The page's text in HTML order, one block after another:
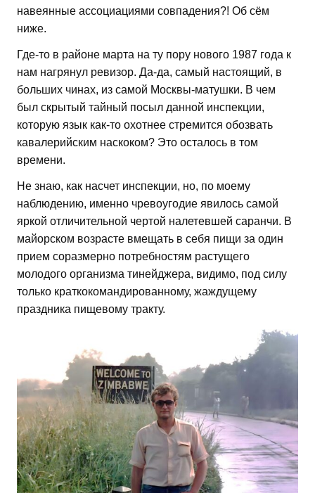
навеянные ассоциациями совпадения?! Об сём
ниже.
Где-то в районе марта на ту пору нового 1987 года к
нам нагрянул ревизор. Да-да, самый настоящий, в
больших чинах, из самой Москвы-матушки. В чем
был скрытый тайный посыл данной инспекции,
которую язык как-то охотнее стремится обозвать
кавалерийским наскоком? Это осталось в том
времени.
Не знаю, как насчет инспекции, но, по моему
наблюдению, именно чревоугодие явилось самой
яркой отличительной чертой налетевшей саранчи. В
майорском возрасте вмещать в себя пищи за один
прием соразмерно потребностям растущего
молодого организма тинейджера, видимо, под силу
только краткокомандированному, жаждущему
праздника пищевому тракту.